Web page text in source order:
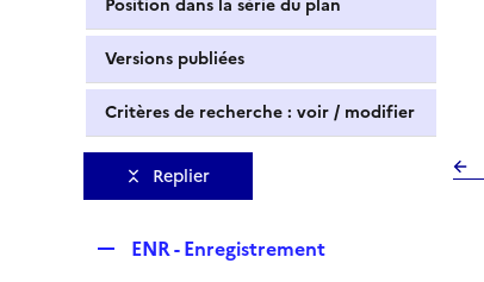
Position dans la série du plan
Versions publiées
Critères de recherche : voir / modifier
Replier
ENR - Enregistrement